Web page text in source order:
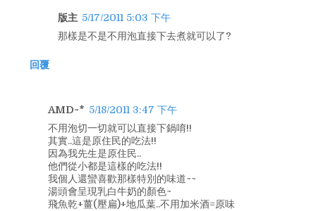
版主 5/17/2011 5:03 下午
那樣是不是不用泡直接下去煮就可以了?
回覆
AMD~* 5/18/2011 3:47 下午
不用泡切一切就可以直接下鍋唷!!
其實..這是原住民的吃法!!
因為我先生是原住民..
他們從小都是這樣的吃法!!
我個人還蠻喜歡那樣特別的味道~~
湯頭會呈現乳白牛奶的顏色~
飛魚乾+薑(壓扁)+地瓜葉..不用加米酒=原味